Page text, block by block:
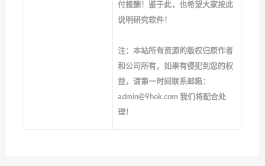
付报酬！鉴于此，也希望大家按此
说明研究软件！
注：本站所有资源的版权归原作者
和公司所有，如果有侵犯到您的权
益，请第一时间联系邮箱：
admin@9hok.com 我们将配合处
理！